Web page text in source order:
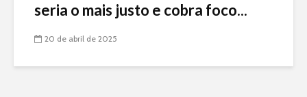
seria o mais justo e cobra foco...
20 de abril de 2025